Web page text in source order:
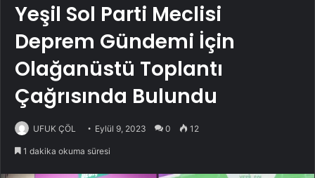
Yeşil Sol Parti Meclisi
Deprem Gündemi İçin
Olağanüstü Toplantı
Çağrısında Bulundu
UFUK ÇÖL Eylül 9, 2023 0 12
1 dakika okuma süresi